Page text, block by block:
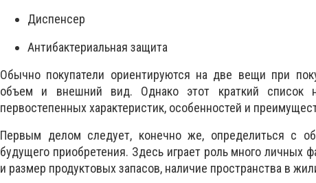
Диспенсер
Антибактериальная защита
Обычно покупатели ориентируются на две вещи при
объем и внешний вид. Однако этот краткий список
первостепенных характеристик, особенностей и
Первым делом следует, конечно же, определиться с
будущего приобретения. Здесь играет роль много личных
и размер продуктовых запасов, наличие пространства в